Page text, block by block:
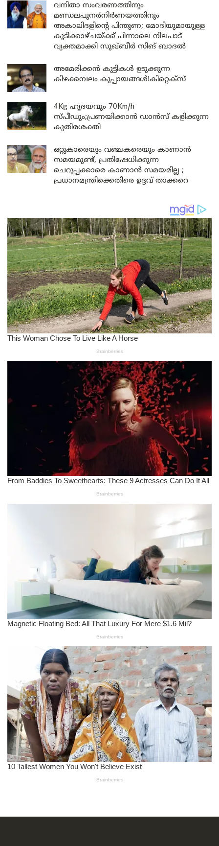
വനിതാ സംവരണത്തിനും
മണ്ഡലപുനർനിർണയത്തിനും
അകാലിദളിന്റെ പിന്തുണ; മോദിയുമായുള്ള
കൂടിക്കാഴ്ചയ്ക്ക് പിന്നാലെ നിലപാട്
വ്യക്തമാക്കി സുഖ്ബീർ സിങ് ബാദൽ
അമേരിക്കൻ കുട്ടികൾ ഉടുക്കുന്ന
കിഴക്കമ്പലം കുപ്പായങ്ങൾ!കിറ്റെക്സ്
4Kg ഹൃദയവും 70Km/h
സ്പീഡും;പ്രണയിക്കാൻ ഡാൻസ് കളിക്കുന്ന
കുതിരശക്തി
ഒറ്റുകാരെയും വഞ്ചകരെയും കാണാൻ
സമയമുണ്ട്, പ്രതിഷേധിക്കുന്ന
ചെറുപ്പക്കാരെ കാണാൻ സമയമില്ല ;
പ്രധാനമന്ത്രിക്കെതിരെ ഉദ്ദവ് താക്കറെ